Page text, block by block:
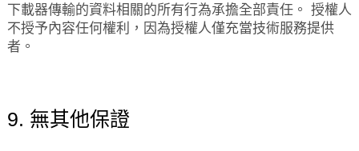
下載器傳輸的資料相關的所有行為承擔全部責任。 授權人
不授予內容任何權利，因為授權人僅充當技術服務提供
者。
9. 無其他保證